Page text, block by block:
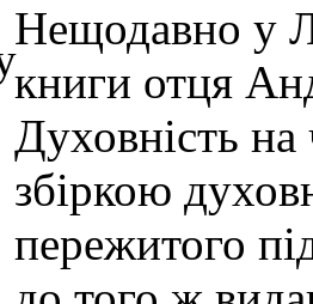
Нещодавно у
книги отця
Духовність
збіркою
пережитого